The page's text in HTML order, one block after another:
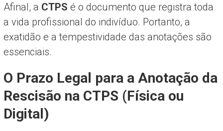
Afinal, a CTPS é o documento que registra toda
a vida profissional do indivíduo. Portanto, a
exatidão e a tempestividade das anotações são
essenciais.
O Prazo Legal para a Anotação da
Rescisão na CTPS (Física ou
Digital)